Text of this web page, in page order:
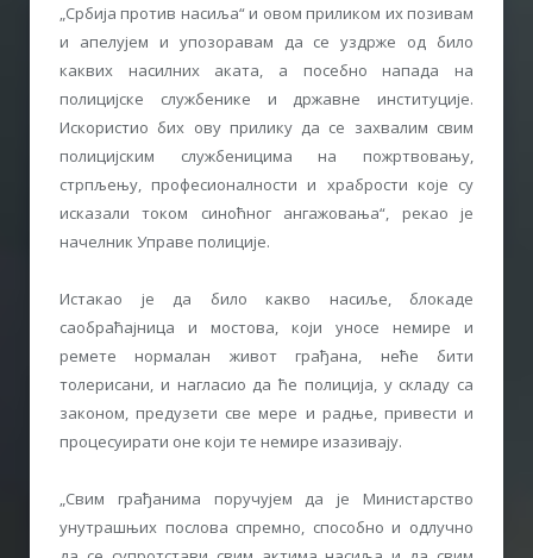
„Србија против насиља“ и овом приликом их позивам
и апелујем и упозоравам да се уздрже од било
каквих насилних аката, а посебно напада на
полицијске службенике и државне институције.
Искористио бих ову прилику да се захвалим свим
полицијским службеницима на пожртвовању,
стрпљењу, професионалности и храбрости које су
исказали током синоћног ангажовања“, рекао је
начелник Управе полиције.
Истакао је да било какво насиље, блокаде
саобраћајница и мостова, који уносе немире и
ремете нормалан живот грађана, неће бити
толерисани, и нагласио да ће полиција, у складу са
законом, предузети све мере и радње, привести и
процесуирати оне који те немире изазивају.
„Свим грађанима поручујем да је Министарство
унутрашњих послова спремно, способно и одлучно